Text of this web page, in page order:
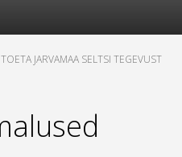
TOETA JARVAMAA SELTSI TEGEVUST